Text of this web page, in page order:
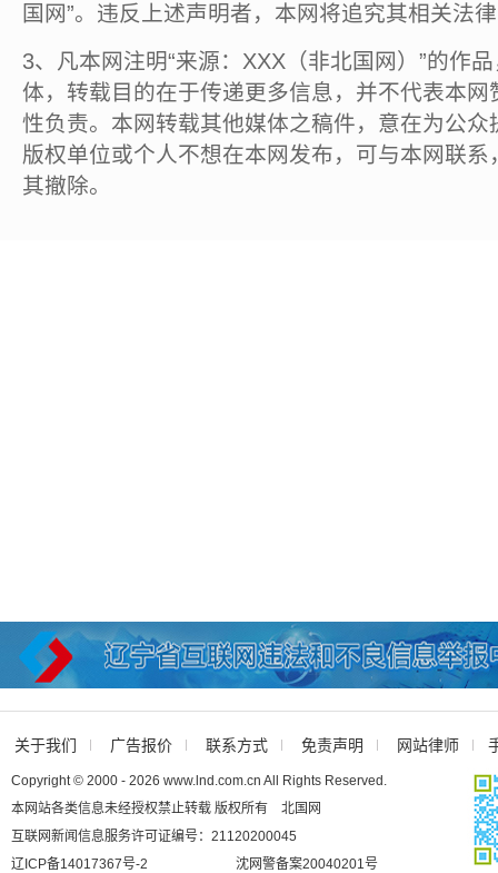
国网”。违反上述声明者，本网将追究其相关法
3、凡本网注明“来源：XXX（非北国网）”的作
体，转载目的在于传递更多信息，并不代表本
性负责。本网转载其他媒体之稿件，意在为公
版权单位或个人不想在本网发布，可与本网联
其撤除。
关于我们 广告报价 联系方式 免责声明 网站律师
Copyright © 2000 - 2026 www.lnd.com.cn All Rights Reserved.
本网站各类信息未经授权禁止转载 版权所有 北国网
互联网新闻信息服务许可证编号：21120200045
辽ICP备14017367号-2
沈网警备案20040201号